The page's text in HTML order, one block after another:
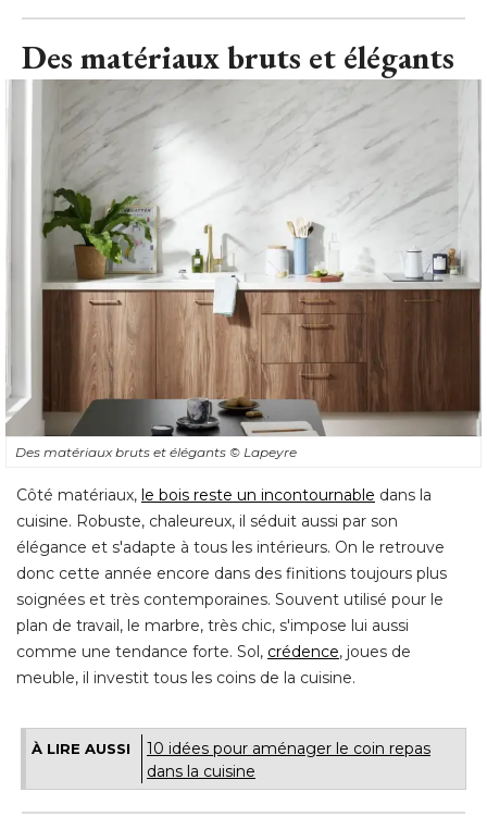
Des matériaux bruts et élégants
Des matériaux bruts et élégants © Lapeyre
Côté matériaux, le bois reste un incontournable dans la
cuisine. Robuste, chaleureux, il séduit aussi par son
élégance et s'adapte à tous les intérieurs. On le retrouve
donc cette année encore dans des finitions toujours plus
soignées et très contemporaines. Souvent utilisé pour le
plan de travail, le marbre, très chic, s'impose lui aussi
comme une tendance forte. Sol, crédence, joues de
meuble, il investit tous les coins de la cuisine.
À LIRE AUSSI
10 idées pour aménager le coin repas
dans la cuisine